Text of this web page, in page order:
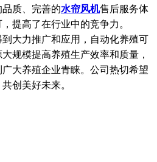
质、完善的水帘风机售后服务体
提高了在行业中的竞争力。
力推广和应用，自动化养殖可
规模提高养殖生产效率和质量，
大养殖企业青睐。公司热切希望
创美好未来。